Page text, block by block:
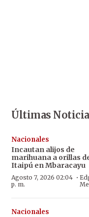
Últimas
Nacionales
Incautan alijos de
marihuana a orillas
Itaipú en Mbaracayu
Agosto 7, 2026 02:04
p. m.
·
Nacionales